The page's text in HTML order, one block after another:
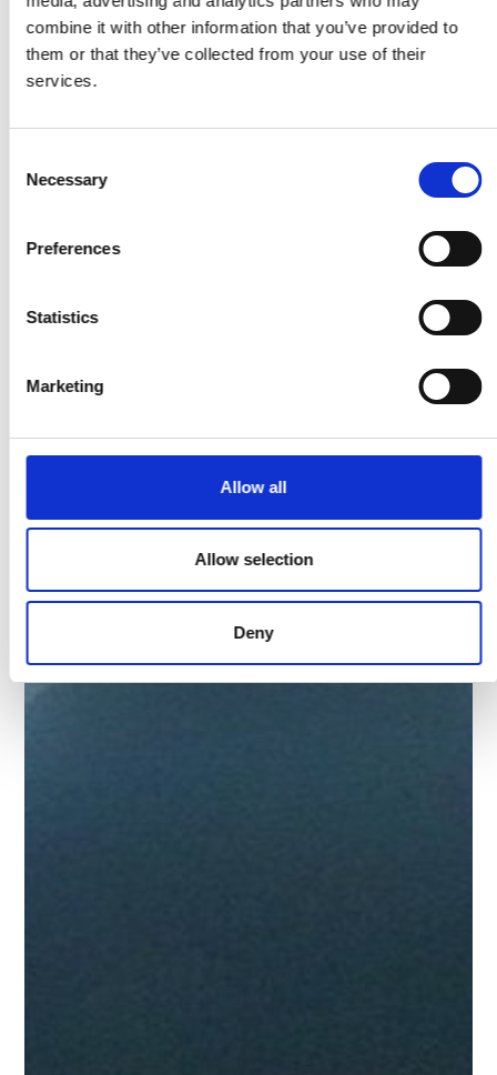
combine it with other information that you’ve provided to
them or that they’ve collected from your use of their
services.
Selection
Necessary
Preferences
Statistics
Marketing
Allow all
Allow selection
Deny